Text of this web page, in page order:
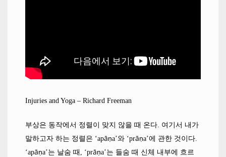
Injuries and Yoga – Richard Freeman
부상은 동작에서 정렬이 맞지 않을 때 온다. 여기서 내가
말하고자 하는 정렬은 ‘apāṇa’와 ‘prāṇa’에 관한 것이다.
‘apāṇa’는 날숨 때 , ‘prāṇa’는 들숨 때 신체 내부에 흐르